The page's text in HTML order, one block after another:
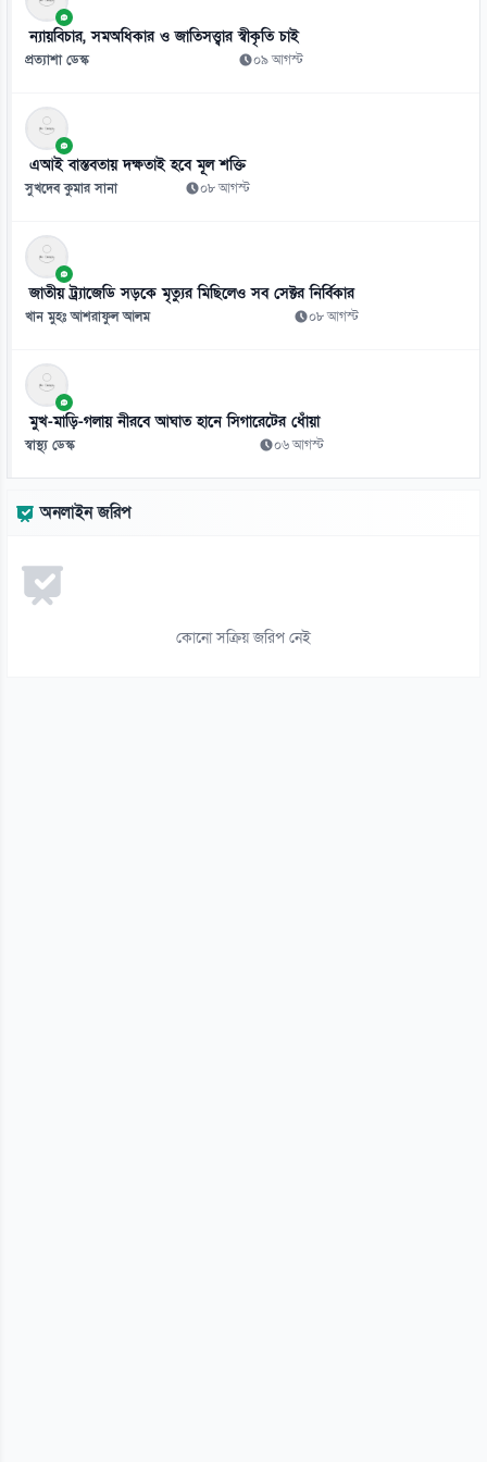
১০ আগস্ট
ন্যায়বিচার, সমঅধিকার ও জাতিসত্ত্বার স্বীকৃতি চাই
প্রত্যাশা ডেস্ক ০৯ আগস্ট
এআই বাস্তবতায় দক্ষতাই হবে মূল শক্তি
সুখদেব কুমার সানা ০৮ আগস্ট
জাতীয় ট্র্যাজেডি সড়কে মৃত্যুর মিছিলেও সব সেক্টর নির্বিকার
খান মুহঃ আশরাফুল আলম ০৮ আগস্ট
মুখ-মাড়ি-গলায় নীরবে আঘাত হানে সিগারেটের ধোঁয়া
স্বাস্থ্য ডেস্ক ০৬ আগস্ট
অনলাইন জরিপ
কোনো সক্রিয় জরিপ নেই